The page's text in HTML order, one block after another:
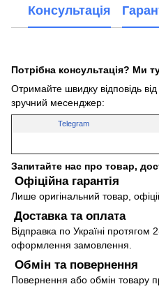
Консультація
Потрібна консультація? Ми
Отримайте швидку відповідь
зручний месенджер:
Telegram
Запитайте нас про товар,
Офіційна гарантія
Лише оригінальний товар,
Доставка та оплата
Відправка по Україні протягом
оформлення замовлення.
Обмін та повернення
Повернення або обмін товару